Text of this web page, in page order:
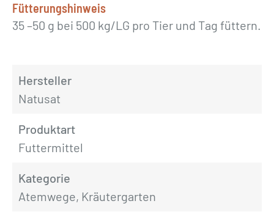
Fütterungshinweis
35 –50 g bei 500 kg/LG pro Tier und Tag füttern.
Hersteller
Natusat
Produktart
Futtermittel
Kategorie
Atemwege, Kräutergarten